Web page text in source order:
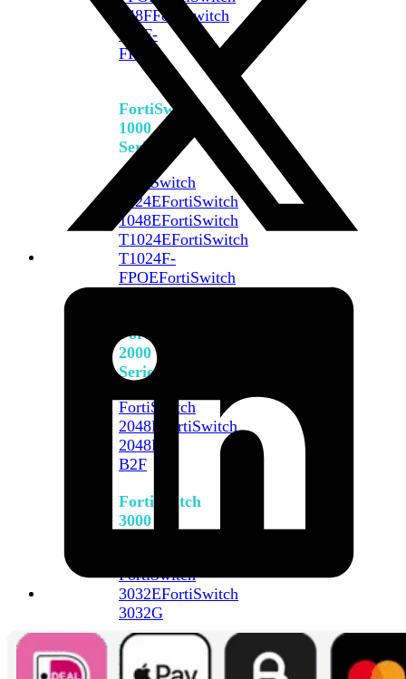
648FFortiSwitch
648F-
FPOE
FortiSwitch
1000
Series
FortiSwitch
1024EFortiSwitch
1048EFortiSwitch
T1024EFortiSwitch
T1024F-
FPOEFortiSwitch
FortiSwitch
2000
Series
FortiSwitch
2048F
FortiSwitch
2048F-
B2F
FortiSwitch
3000
FortiSwitch
3032EFortiSwitch
3032G
FortiSwitch
Ruggedized